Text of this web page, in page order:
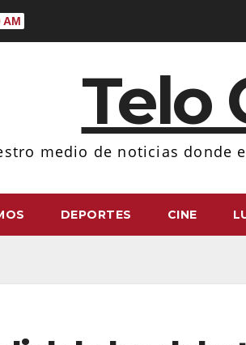
AM
Telo
medio de noticias
DEPORTES CINE